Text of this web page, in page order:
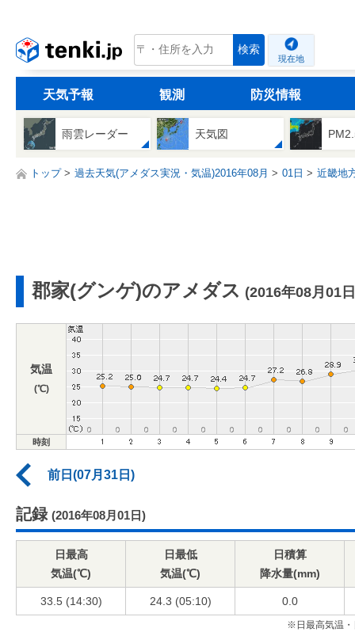
tenki.jp 検索
現在地
天気予報 観測 防災情報
雨雲レーダー 天気図
トップ 過去天気(アメダス実況・気温)2016年08月 01日 近畿地
郡家(グンゲ)のアメダス (2016年08月01
気温
(℃)
時刻
前日(07月31日)
記録 (2016年08月01日)
日最高
気温(℃)
日最低
気温(℃)
日積算
降水量(mm)
33.5 (14:30) 24.3 (05:10) 0.0
※日最高気温・